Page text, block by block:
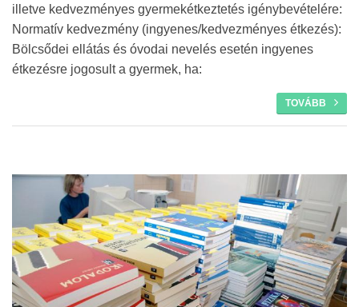
illetve kedvezményes gyermekétkeztetés igénybevételére:
Normatív kedvezmény (ingyenes/kedvezményes étkezés):
Bölcsődei ellátás és óvodai nevelés esetén ingyenes
étkezésre jogosult a gyermek, ha:
TOVÁBB